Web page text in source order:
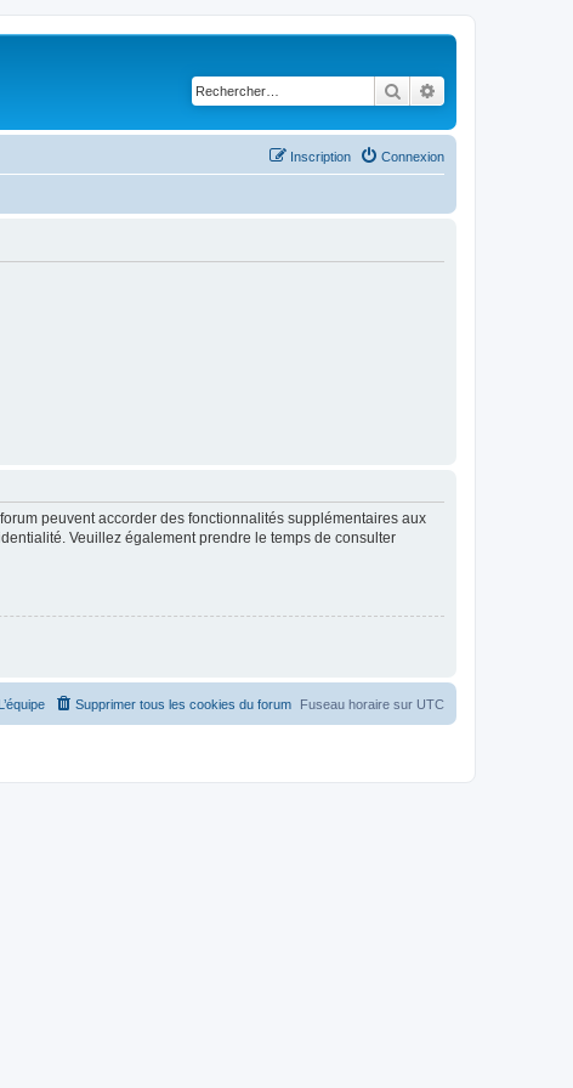
Rechercher
Connexion
Inscription
peuvent accorder des fonctionnalités supplémentaires aux
Veuillez également prendre le temps de consulter
Fuseau horaire sur UTC
Supprimer tous les cookies du forum
L’équipe